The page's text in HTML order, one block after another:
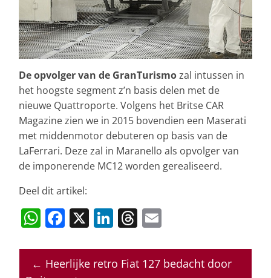
De opvolger van de GranTurismozal intussen in
het hoogste segment z’n basis delen met de
nieuwe Quattroporte. Volgens het Britse CAR
Magazine zien we in 2015 bovendien een Maserati
met middenmotor debuteren op basis van de
LaFerrari. Deze zal in Maranello als opvolger van
de imponerende MC12 worden gerealiseerd.
Deel dit artikel:
W
at
F
c
X Li
k
T
re ai
← Heerlijke retro Fiat 127 bedacht door